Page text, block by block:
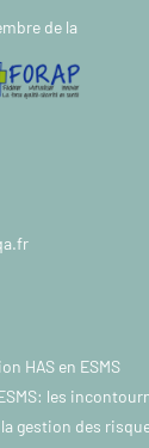
de la
HAS en ESMS
les
gestion des